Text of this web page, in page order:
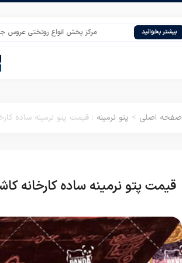
بیشتر بخوانید مرکز پخش انواع روتختی عروس جدید
صفحه اصلی > پتو نرمینه : قیمت پتو نرمینه ساده
قیمت پتو نرمینه ساده کارخانه